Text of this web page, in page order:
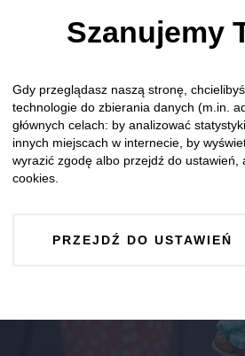
Szanujemy
Gdy przeglądasz naszą stronę,
technologie do zbierania danych (m.in.
głównych celach: by analizować
innych miejscach w internecie, by
wyrazić zgodę albo przejdź do ustawień,
cookies.
PRZEJDŹ DO USTAWIEŃ